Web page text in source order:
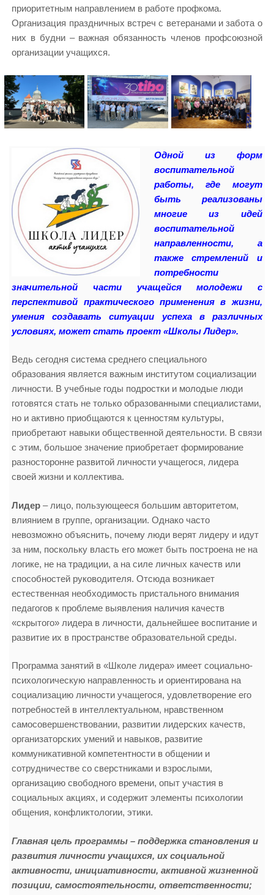
приоритетным направлением в работе профкома.
Организация праздничных встреч с ветеранами и забота о
них в будни – важная обязанность членов профсоюзной
организации учащихся.
Одной из форм
воспитательной
работы, где могут
быть реализованы
многие из идей
воспитательной
направленности, а
также стремлений и
потребности
значительной части учащейся молодежи с
перспективой практического применения в жизни,
умения создавать ситуации успеха в различных
условиях, может стать проект «Школы Лидер».
Ведь сегодня система среднего специального
образования является важным институтом социализации
личности. В учебные годы подростки и молодые люди
готовятся стать не только образованными специалистами,
но и активно приобщаются к ценностям культуры,
приобретают навыки общественной деятельности. В связи
с этим, большое значение приобретает формирование
разносторонне развитой личности учащегося, лидера
своей жизни и коллектива.
Лидер – лицо, пользующееся большим авторитетом,
влиянием в группе, организации. Однако часто
невозможно объяснить, почему люди верят лидеру и идут
за ним, поскольку власть его может быть построена не на
логике, не на традиции, а на силе личных качеств или
способностей руководителя. Отсюда возникает
естественная необходимость пристального внимания
педагогов к проблеме выявления наличия качеств
«скрытого» лидера в личности, дальнейшее воспитание и
развитие их в пространстве образовательной среды.
Программа занятий в «Школе лидера» имеет социально-
психологическую направленность и ориентирована на
социализацию личности учащегося, удовлетворение его
потребностей в интеллектуальном, нравственном
самосовершенствовании, развитии лидерских качеств,
организаторских умений и навыков, развитие
коммуникативной компетентности в общении и
сотрудничестве со сверстниками и взрослыми,
организацию свободного времени, опыт участия в
социальных акциях, и содержит элементы психологии
общения, конфликтологии, этики.
Главная цель программы –поддержка становления и
развития личности учащихся, их социальной
активности, инициативности, активной жизненной
позиции, самостоятельности, ответственности;